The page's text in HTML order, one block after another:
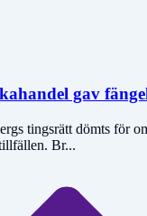
gav
tingsrätt dömts för
Br...